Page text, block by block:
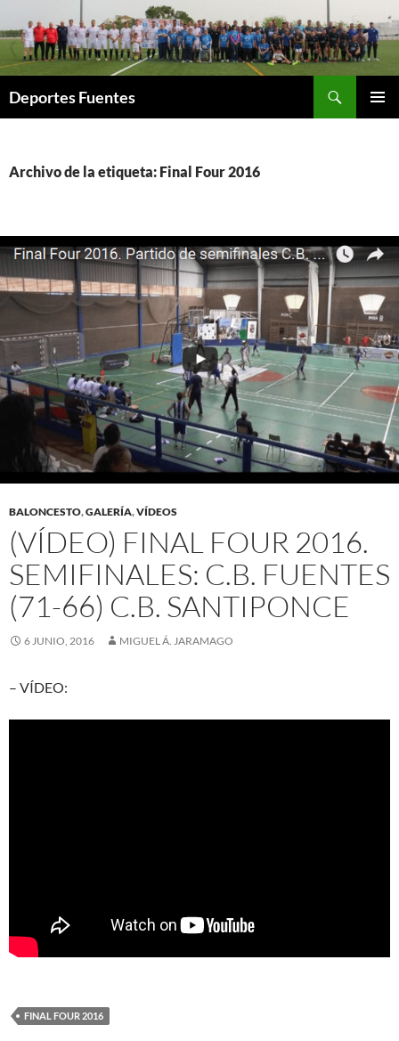
al
contenido
Deportes Fuentes
Archivo de la etiqueta: Final Four 2016
BALONCESTO,GALERÍA,VÍDEOS
(VÍDEO) FINAL FOUR 2016.
SEMIFINALES: C.B. FUENTES
(71-66) C.B. SANTIPONCE
6 JUNIO, 2016 MIGUEL Á. JARAMAGO
– VÍDEO:
FINAL FOUR 2016